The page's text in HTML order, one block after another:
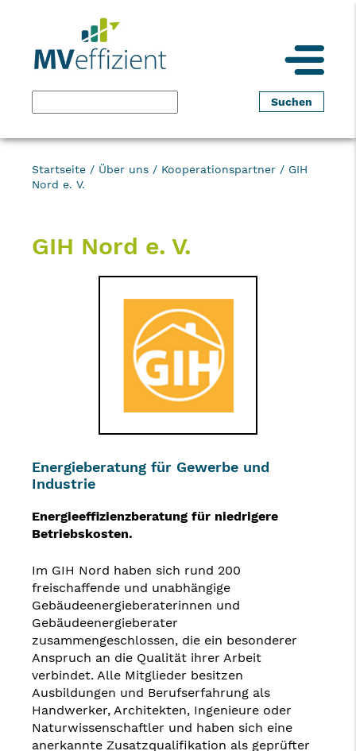
Startseite / Über uns / Kooperationspartner / GIH
Nord e. V.
GIH Nord e. V.
Energieberatung für Gewerbe und
Industrie
Energieeffizienzberatung für niedrigere
Betriebskosten.
Im GIH Nord haben sich rund 200
freischaffende und unabhängige
Gebäudeenergieberaterinnen und
Gebäudeenergie­berater
zusammengeschlossen, die ein besonderer
Anspruch an die Qualität ihrer Arbeit
verbindet. Alle Mitglieder besitzen
Ausbildungen und Berufserfahrung als
Handwerker, Architekten, Ingenieure oder
Naturwissenschaftler und haben sich eine
anerkannte Zusatzqualifikation als geprüfter